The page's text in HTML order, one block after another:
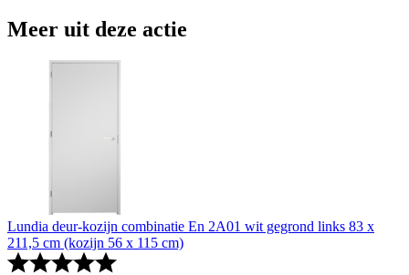
Meer uit deze actie
Lundia deur-kozijn combinatie En 2A01 wit gegrond links 83 x
211,5 cm (kozijn 56 x 115 cm)